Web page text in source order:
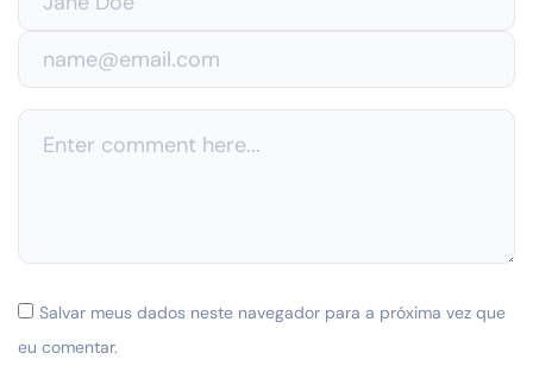
Salvar meus dados neste navegador para a próxima vez que
eu comentar.